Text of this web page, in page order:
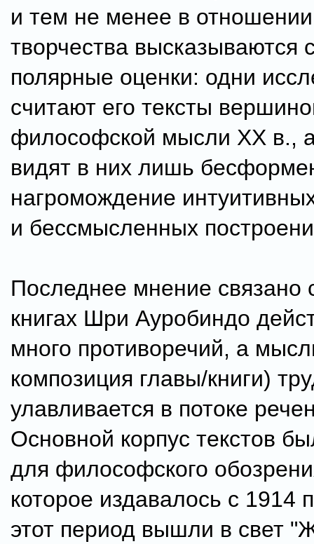
и тем не менее в отношении
творчества высказываются
полярные оценки: одни
считают его тексты
философской мысли XX в.,
видят в них лишь
нагромождение
и бессмысленных
Последнее мнение связано
книгах Шри Ауробиндо
много противоречий, а
композиция главы/книги)
улавливается в потоке
Основной корпус текстов
для философского
которое издавалось с 1914
этот период вышли в свет